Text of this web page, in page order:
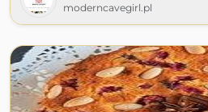
moderncavegirl.pl